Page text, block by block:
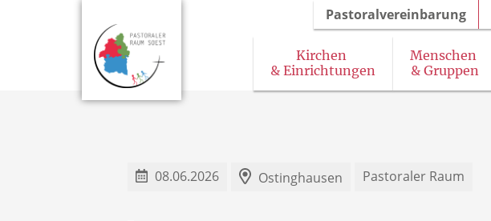
Kirchen
& Einrichtungen
Menschen
& Gruppen
Pastoralvereinbarung
08.06.2026 Ostinghausen Pastoraler Raum